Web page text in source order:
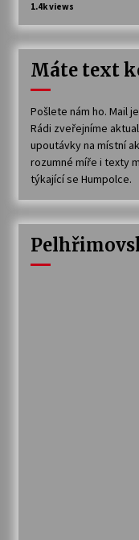
1.4k views
Máte text
Pošlete nám ho. Mail je
Rádi zveřejníme
upoutávky na místní
rozumné míře i texty
týkající se Humpolce.